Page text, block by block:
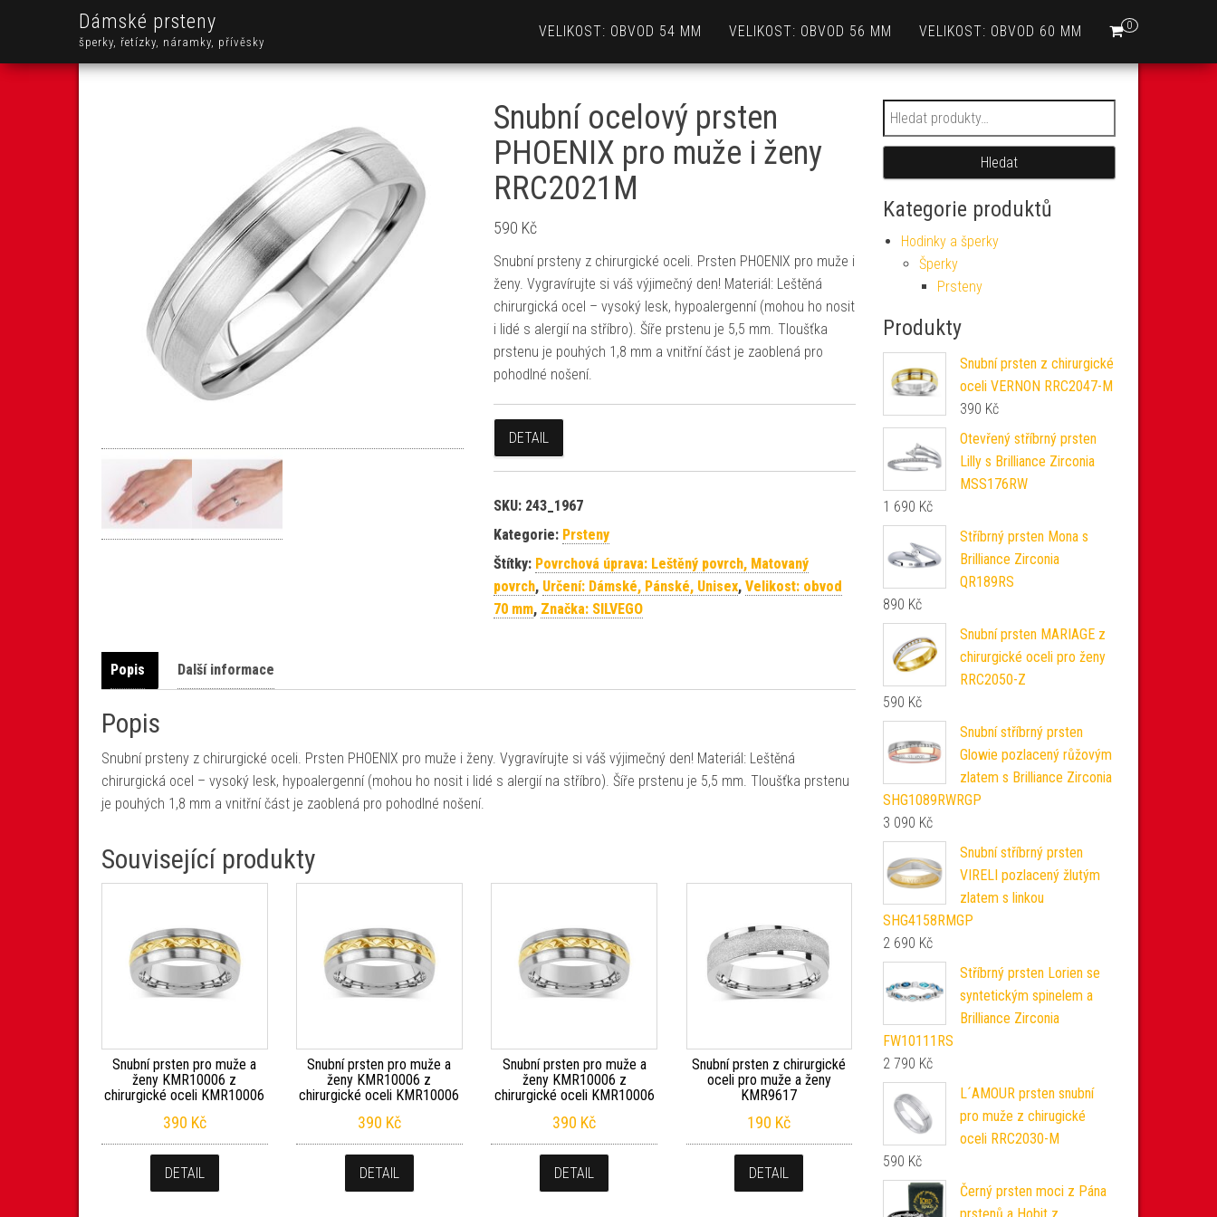
Dámské prsteny
šperky, řetízky, náramky, přívěsky
0
VELIKOST: OBVOD 54 MM VELIKOST: OBVOD 56 MM VELIKOST: OBVOD 60 MM
Snubní ocelový prsten
PHOENIX pro muže i ženy
RRC2021M
590 Kč
Snubní prsteny z chirurgické oceli. Prsten PHOENIX pro muže i
ženy. Vygravírujte si váš výjimečný den! Materiál: Leštěná
chirurgická ocel – vysoký lesk, hypoalergenní (mohou ho nosit
i lidé s alergií na stříbro). Šíře prstenu je 5,5 mm. Tloušťka
prstenu je pouhých 1,8 mm a vnitřní část je zaoblená pro
pohodlné nošení.
DETAIL
SKU: 243_1967
Kategorie: Prsteny
Štítky: Povrchová úprava: Leštěný povrch, Matovaný
povrch, Určení: Dámské, Pánské, Unisex, Velikost: obvod
70 mm, Značka: SILVEGO
Popis Další informace
Popis
Snubní prsteny z chirurgické oceli. Prsten PHOENIX pro muže i ženy. Vygravírujte si váš výjimečný den! Materiál: Leštěná
chirurgická ocel – vysoký lesk, hypoalergenní (mohou ho nosit i lidé s alergií na stříbro). Šíře prstenu je 5,5 mm. Tloušťka prstenu
je pouhých 1,8 mm a vnitřní část je zaoblená pro pohodlné nošení.
Související produkty
Snubní prsten pro muže a
ženy KMR10006 z
chirurgické oceli KMR10006
390 Kč
DETAIL
Snubní prsten pro muže a
ženy KMR10006 z
chirurgické oceli KMR10006
390 Kč
DETAIL
Snubní prsten pro muže a
ženy KMR10006 z
chirurgické oceli KMR10006
390 Kč
DETAIL
Snubní prsten z chirurgické
oceli pro muže a ženy
KMR9617
190 Kč
DETAIL
Hledat:
Hledat
Kategorie produktů
Hodinky a šperky
Šperky
Prsteny
Produkty
Snubní prsten z chirurgické
oceli VERNON RRC2047-M
390 Kč
Otevřený stříbrný prsten
Lilly s Brilliance Zirconia
MSS176RW
1 690 Kč
Stříbrný prsten Mona s
Brilliance Zirconia
QR189RS
890 Kč
Snubní prsten MARIAGE z
chirurgické oceli pro ženy
RRC2050-Z
590 Kč
Snubní stříbrný prsten
Glowie pozlacený růžovým
zlatem s Brilliance Zirconia
SHG1089RWRGP
3 090 Kč
Snubní stříbrný prsten
VIRELI pozlacený žlutým
zlatem s linkou
SHG4158RMGP
2 690 Kč
Stříbrný prsten Lorien se
syntetickým spinelem a
Brilliance Zirconia
FW10111RS
2 790 Kč
L´AMOUR prsten snubní
pro muže z chirugické
oceli RRC2030-M
590 Kč
Černý prsten moci z Pána